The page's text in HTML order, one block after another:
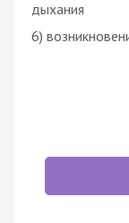
дыхания
6)